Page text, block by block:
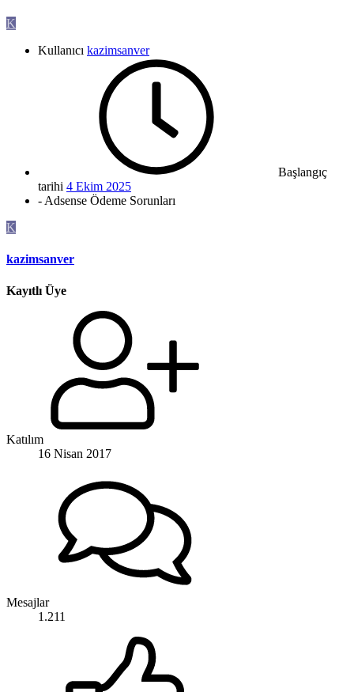
K
Kullanıcı kazimsanver
Başlangıç
tarihi 4 Ekim 2025
- Adsense Ödeme Sorunları
K
kazimsanver
Kayıtlı Üye
Katılım
16 Nisan 2017
Mesajlar
1.211